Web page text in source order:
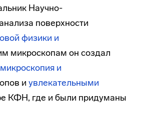
Научно-
поверхности
физики и
микроскопам он создал
и
и увлекательными
КФН, где и были придуманы